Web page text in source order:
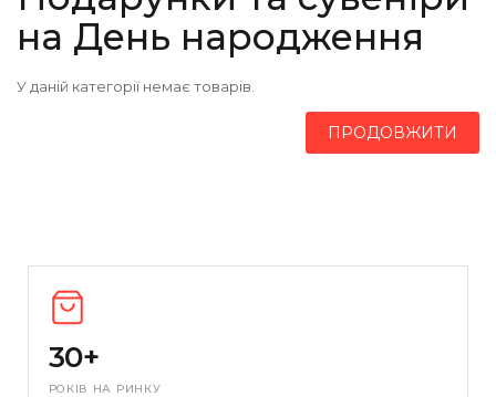
на День народження
У даній категорії немає товарів.
ПРОДОВЖИТИ
30+
РОКІВ НА РИНКУ